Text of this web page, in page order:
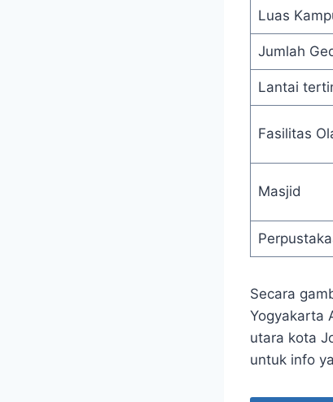
Luas
Jumlah
Lantai
Fasilitas
Masjid
Secara
Yogyakarta
utara kota
untuk info